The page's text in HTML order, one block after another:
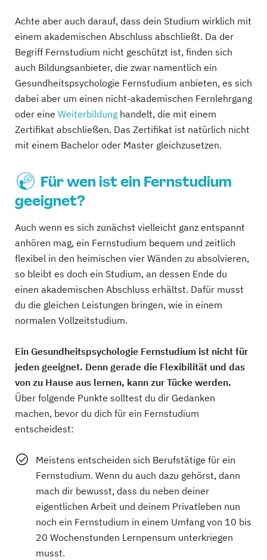
Achte aber auch darauf, dass dein Studium wirklich mit
einem akademischen Abschluss abschließt. Da der
Begriff Fernstudium nicht geschützt ist, finden sich
auch Bildungsanbieter, die zwar namentlich ein
Gesundheitspsychologie Fernstudium anbieten, es sich
dabei aber um einen nicht-akademischen Fernlehrgang
oder eine Weiterbildung handelt, die mit einem
Zertifikat abschließen. Das Zertifikat ist natürlich nicht
mit einem Bachelor oder Master gleichzusetzen.
Für wen ist ein Fernstudium
geeignet?
Auch wenn es sich zunächst vielleicht ganz entspannt
anhören mag, ein Fernstudium bequem und zeitlich
flexibel in den heimischen vier Wänden zu absolvieren,
so bleibt es doch ein Studium, an dessen Ende du
einen akademischen Abschluss erhältst. Dafür musst
du die gleichen Leistungen bringen, wie in einem
normalen Vollzeitstudium.
Ein Gesundheitspsychologie Fernstudium ist nicht für
jeden geeignet. Denn gerade die Flexibilität und das
von zu Hause aus lernen, kann zur Tücke werden.
Über folgende Punkte solltest du dir Gedanken
machen, bevor du dich für ein Fernstudium
entscheidest:
Meistens entscheiden sich Berufstätige für ein
Fernstudium. Wenn du auch dazu gehörst, dann
mach dir bewusst, dass du neben deiner
eigentlichen Arbeit und deinem Privatleben nun
noch ein Fernstudium in einem Umfang von 10 bis
20 Wochenstunden Lernpensum unterkriegen
musst.